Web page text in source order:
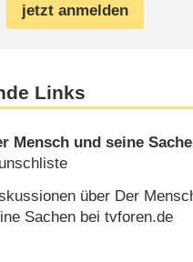
jetzt anmelden
Links
Mensch und seine
über Der
Sachen bei tvforen.de